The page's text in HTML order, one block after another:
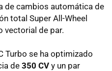
de cambios automática de
total Super All-Wheel
vectorial de par.
Turbo se ha optimizado
de 350 CV y un par